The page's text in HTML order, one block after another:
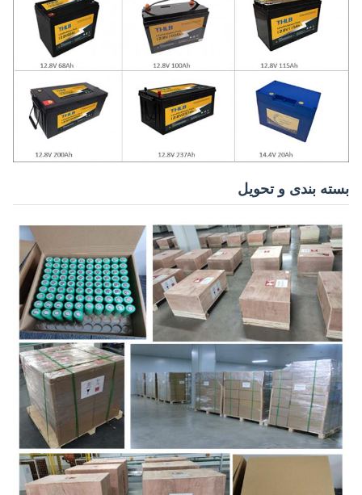
بسته بندی و تحویل